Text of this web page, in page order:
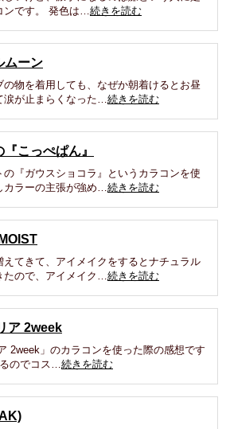
ンです。 発色は…続きを読む
ムーン
の物を着用しても、なぜか朝着けるとお昼
涙が止まらくなった…続きを読む
こっぺぱん』
『ガウスショコラ』というカラコンを使
カラーの主張が強め…続きを読む
てきて、アイメイクをするとナチュラル
たので、アイメイク…続きを読む
ア 2week
2week」のカラコンを使った際の感想です
のでコス…続きを読む